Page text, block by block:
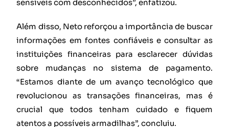
sensíveis com desconhecidos”, enfatizou.
Além disso, Neto reforçou a importância de buscar
informações em fontes confiáveis e consultar as
instituições financeiras para esclarecer dúvidas
sobre mudanças no sistema de pagamento.
“Estamos diante de um avanço tecnológico que
revolucionou as transações financeiras, mas é
crucial que todos tenham cuidado e fiquem
atentos a possíveis armadilhas”, concluiu.